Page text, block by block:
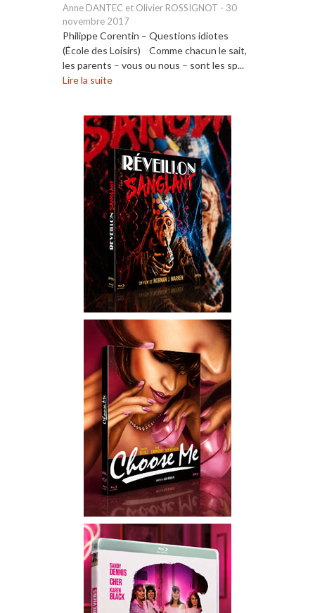
Anne DANTEC et Olivier ROSSIGNOT - 30
novembre 2017
Philippe Corentin – Questions idiotes
(École des Loisirs) Comme chacun le sait,
les parents – vous ou nous – sont les sp...
Lire la suite